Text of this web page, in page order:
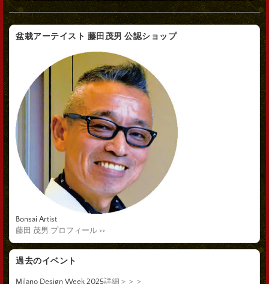
盆栽アーテイスト 藤田茂男 公認ショップ
Bonsai Artist
藤田 茂男 プロフィール >>
過去のイベント
Milano Design Week 2025詳細＞＞＞